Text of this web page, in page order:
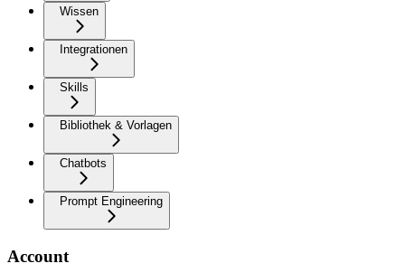
Wissen
Integrationen
Skills
Bibliothek & Vorlagen
Chatbots
Prompt Engineering
Account